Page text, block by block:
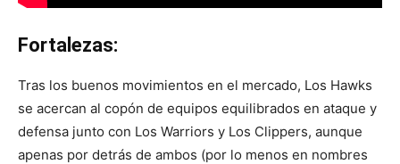
Fortalezas:
Tras los buenos movimientos en el mercado, Los Hawks
se acercan al copón de equipos equilibrados en ataque y
defensa junto con Los Warriors y Los Clippers, aunque
apenas por detrás de ambos (por lo menos en nombres